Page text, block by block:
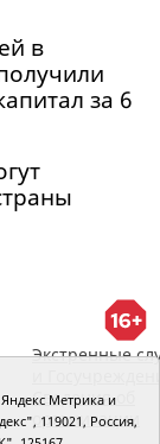
в
за 6
Экстренные
Сведения об
организации
Метрика и
119021, Россия,